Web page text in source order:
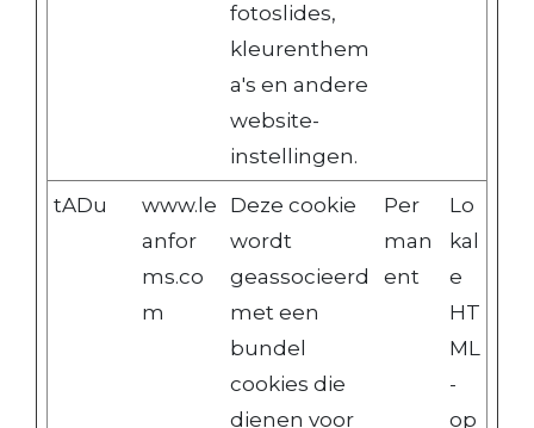
fotoslides,
kleurenthem
a's en andere
website-
instellingen.
tADu
www.le
anfor
ms.co
m
Deze cookie
wordt
geassocieerd
met een
bundel
cookies die
dienen voor
Per
man
ent
Lo
kal
e
HT
ML
-
op